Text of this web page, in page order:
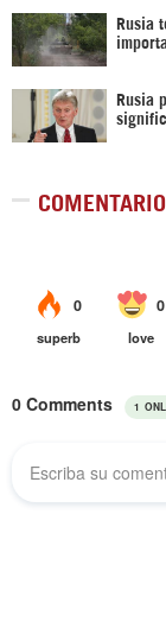
Rusia
Rusia